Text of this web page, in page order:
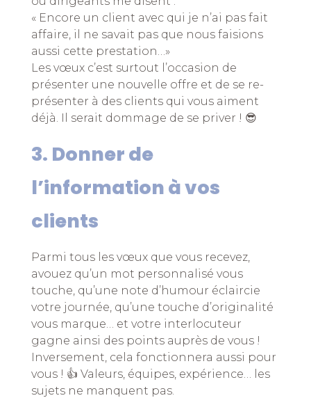
« Encore un client avec qui je n’ai pas fait
affaire, il ne savait pas que nous faisions
aussi cette prestation…»
Les vœux c’est surtout l’occasion de
présenter une nouvelle offre et de se re-
présenter à des clients qui vous aiment
déjà. Il serait dommage de se priver ! 😎
3. Donner de
l’information à vos
clients
Parmi tous les vœux que vous recevez,
avouez qu’un mot personnalisé vous
touche, qu’une note d’humour éclaircie
votre journée, qu’une touche d’originalité
vous marque… et votre interlocuteur
gagne ainsi des points auprès de vous !
Inversement, cela fonctionnera aussi pour
vous ! 👍 Valeurs, équipes, expérience… les
sujets ne manquent pas.